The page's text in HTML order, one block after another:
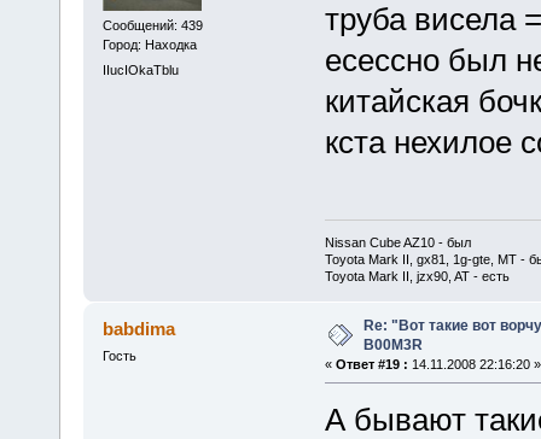
Сообщений: 439
Город: Находка
IIucIOkaTblu
труба висела
есессно был
китайская
кста нехилое
Nissan Cube AZ10 - был
Toyota Mark II, gx81, 1g-gte, MT -
Toyota Mark II, jzx90, AT - есть
babdima
Гость
Re: "Вот такие вот
B00M3R
« Ответ #19 : 14.11.2008 22:16:20 »
А бывают